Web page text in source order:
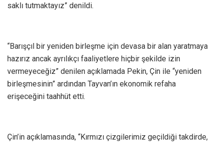
saklı tutmaktayız” denildi.
“Barışçıl bir yeniden birleşme için devasa bir alan yaratmaya
hazırız ancak ayrılıkçı faaliyetlere hiçbir şekilde izin
vermeyeceğiz” denilen açıklamada Pekin, Çin ile “yeniden
birleşmesinin” ardından Tayvan’ın ekonomik refaha
erişeceğini taahhüt etti.
Çin’in açıklamasında, “Kırmızı çizgilerimiz geçildiği takdirde,